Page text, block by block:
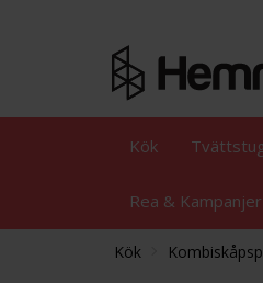
Kök
Rea & Kampanjer
Kök